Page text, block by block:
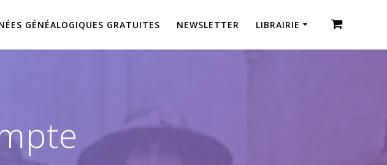
GÉNÉALOGIQUES GRATUITES NEWSLETTER LIBRAIRIE